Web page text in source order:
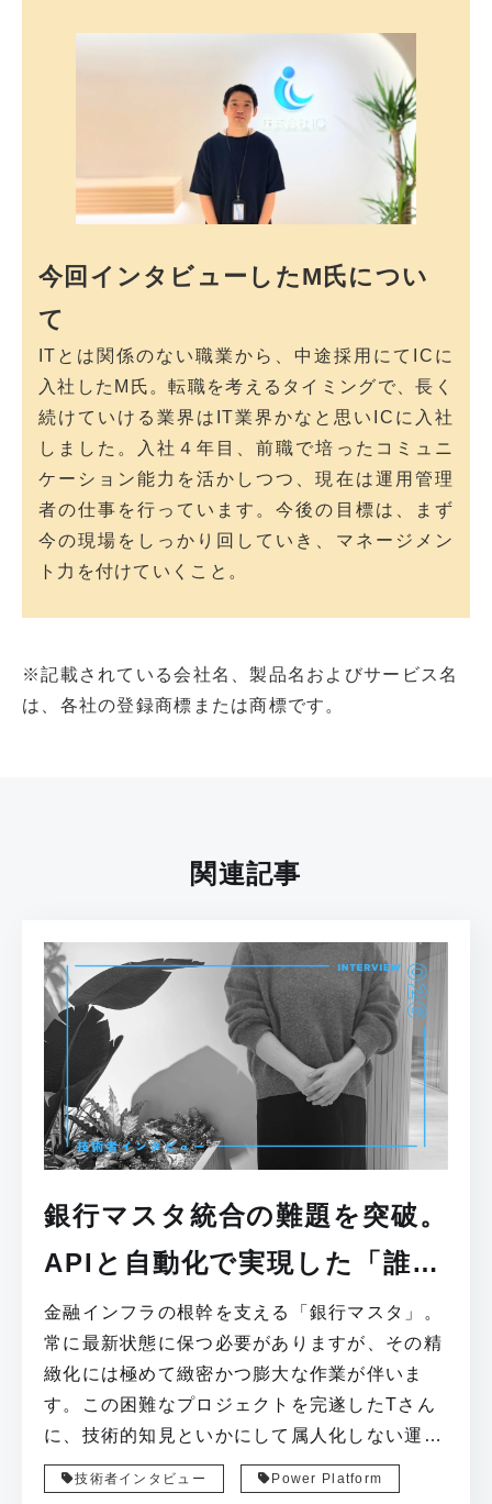
今回インタビューしたM氏につい
て
ITとは関係のない職業から、中途採用にてICに
入社したM氏。転職を考えるタイミングで、長く
続けていける業界はIT業界かなと思いICに入社
しました。入社４年目、前職で培ったコミュニ
ケーション能力を活かしつつ、現在は運用管理
者の仕事を行っています。今後の目標は、まず
今の現場をしっかり回していき、マネージメン
ト力を付けていくこと。
※記載されている会社名、製品名およびサービス名
は、各社の登録商標または商標です。
関連記事
銀行マスタ統合の難題を突破。
APIと自動化で実現した「誰も
が迷わない」運用体制
金融インフラの根幹を支える「銀行マスタ」。
常に最新状態に保つ必要がありますが、その精
緻化には極めて緻密かつ膨大な作業が伴いま
す。この困難なプロジェクトを完遂したTさん
に、技術的知見といかにして属人化しない運用
体制を築き上げたのか、その舞台裏を詳しく伺
いました。 この記事に含まれる内容 #技術者イ
技術者インタビュー Power Platform